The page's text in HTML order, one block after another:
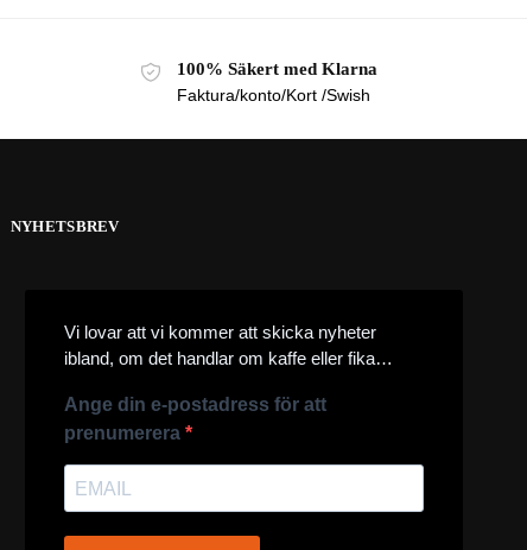
100% Säkert med Klarna
Faktura/konto/Kort /Swish
NYHETSBREV
Vi lovar att vi kommer att skicka nyheter
ibland, om det handlar om kaffe eller fika…
Ange din e-postadress för att
prenumerera